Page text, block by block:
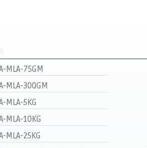
MLA-75GM
MLA-300GM
MLA-5KG
MLA-10KG
MLA-25KG